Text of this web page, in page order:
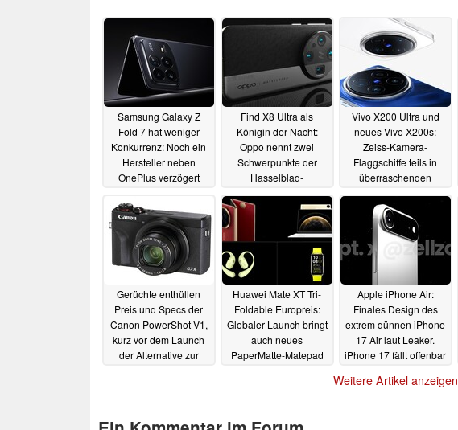
Samsung Galaxy Z
Fold 7 hat weniger
Konkurrenz: Noch ein
Hersteller neben
OnePlus verzögert
23.02.2025
Find X8 Ultra als
Königin der Nacht:
Oppo nennt zwei
Schwerpunkte der
Hasselblad-
Vivo X200 Ultra und
neues Vivo X200s:
Zeiss-Kamera-
Flaggschiffe teils in
überraschenden
23.02.2025
Gerüchte enthüllen
Preis und Specs der
Canon PowerShot V1,
kurz vor dem Launch
der Alternative zur
Huawei Mate XT Tri-
Foldable Europreis:
Globaler Launch bringt
auch neues
PaperMatte-Matepad
Apple iPhone Air:
Finales Design des
extrem dünnen iPhone
17 Air laut Leaker.
iPhone 17 fällt offenbar
Weitere Artikel anzeigen